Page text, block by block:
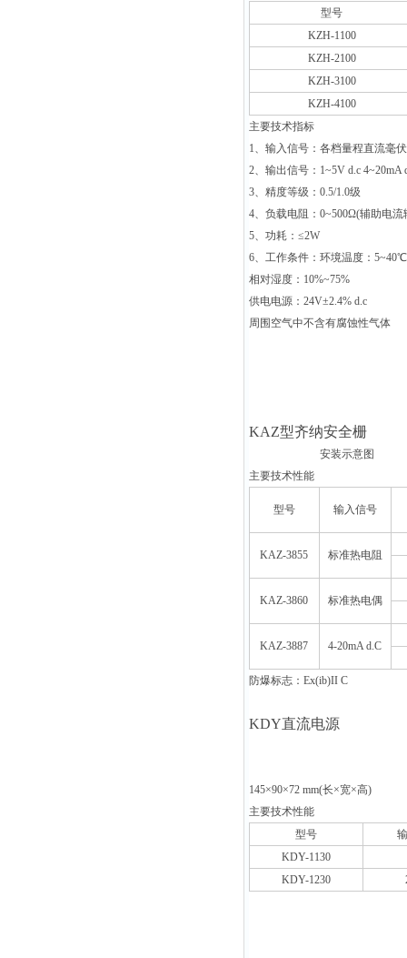
型号
KZH-1100
KZH-2100
KZH-3100
KZH-4100
主要技术指标
1、输入信号：各档量程直流毫
2、输出信号：1~5V d.c 4~20mA
3、精度等级：0.5/1.0级
4、负载电阻：0~500Ω(辅助电流
5、功耗：≤2W
6、工作条件：环境温度：5~40℃
相对湿度：10%~75%
供电电源：24V±2.4% d.c
周围空气中不含有腐蚀性气体
KAZ型齐纳安全栅
安装示意图
主要技术性能
型号 输入信号
KAZ-3855 标准热电阻
KAZ-3860 标准热电偶
KAZ-3887 4-20mA d.C
防爆标志： Ex(ib)II C
KDY直流电源
145×90×72 mm(长×宽×高
主要技术性能
型号
KDY-1130
KDY-1230